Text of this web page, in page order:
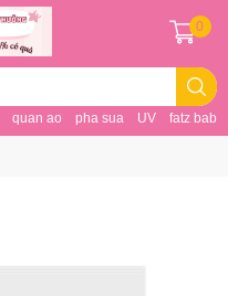
quan ao pha sua UV fatz baby
0